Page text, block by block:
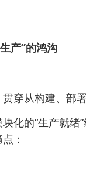
产”的鸿沟
穿从构建、部
化的“生产就
：